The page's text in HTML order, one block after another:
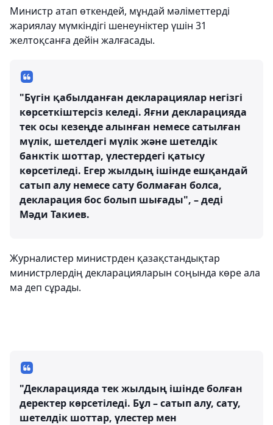
Министр атап өткендей, мұндай мәліметтерді
жариялау мүмкіндігі шенеуніктер үшін 31
желтоқсанға дейін жалғасады.
"Бүгін қабылданған декларациялар негізгі
көрсеткіштерсіз келеді. Яғни декларацияда
тек осы кезеңде алынған немесе сатылған
мүлік, шетелдегі мүлік және шетелдік
банктік шоттар, үлестердегі қатысу
көрсетіледі. Егер жылдың ішінде ешқандай
сатып алу немесе сату болмаған болса,
декларация бос болып шығады", – деді
Мәди Такиев.
Журналистер министрден қазақстандықтар
министрлердің декларацияларын соңында көре ала
ма деп сұрады.
"Декларацияда тек жылдың ішінде болған
деректер көрсетіледі. Бұл – сатып алу, сату,
шетелдік шоттар, үлестер мен